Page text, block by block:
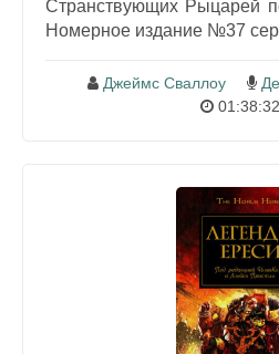
Странствующих Рыцарей
Номерное издание №37
Джеймс Сваллоу
01:38:32